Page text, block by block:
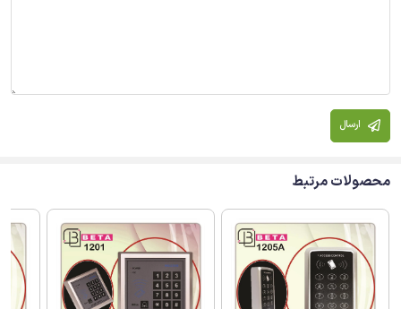
ارسال
محصولات مرتبط